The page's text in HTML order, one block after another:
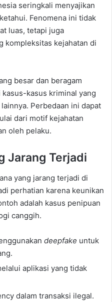
seringkali menyajikan
Fenomena ini tidak
luas, tetapi juga
kompleksitas kejahatan di
besar dan beragam
kasus kriminal yang
Perbedaan ini dapat
dari motif kejahatan
oleh pelaku.
Jarang Terjadi
yang jarang terjadi di
perhatian karena keunikan
adalah kasus penipuan
canggih.
deepfake untuk
aplikasi yang tidak
dalam transaksi ilegal.